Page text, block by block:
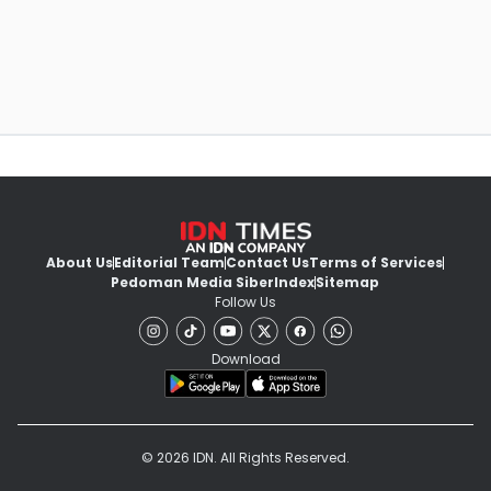
About UsEditorial TeamContact UsTerms of Services
Pedoman Media SiberIndexSitemap
Follow Us
Download
© 2026 IDN. All Rights Reserved.